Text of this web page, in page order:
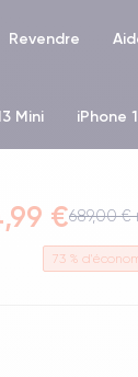
Revendre
Mini iPhone
€689,00
73 %